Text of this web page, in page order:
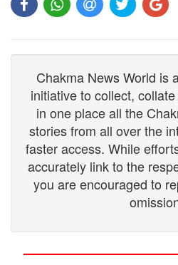
Chakma News World is
initiative to collect,
in one place all the
stories from all over the
faster access. While
accurately link to the
you are encouraged to